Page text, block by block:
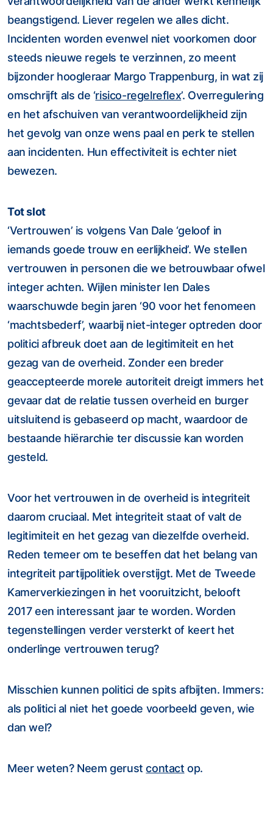
beangstigend. Liever regelen we alles dicht.
Incidenten worden evenwel niet voorkomen door
steeds nieuwe regels te verzinnen, zo meent
bijzonder hoogleraar Margo Trappenburg, in wat zij
omschrijft als de ‘risico-regelreflex’. Overregulering
en het afschuiven van verantwoordelijkheid zijn
het gevolg van onze wens paal en perk te stellen
aan incidenten. Hun effectiviteit is echter niet
bewezen.
Tot slot
‘Vertrouwen’ is volgens Van Dale ‘geloof in
iemands goede trouw en eerlijkheid’. We stellen
vertrouwen in personen die we betrouwbaar ofwel
integer achten. Wijlen minister Ien Dales
waarschuwde begin jaren ‘90 voor het fenomeen
‘machtsbederf’, waarbij niet-integer optreden door
politici afbreuk doet aan de legitimiteit en het
gezag van de overheid. Zonder een breder
geaccepteerde morele autoriteit dreigt immers het
gevaar dat de relatie tussen overheid en burger
uitsluitend is gebaseerd op macht, waardoor de
bestaande hiërarchie ter discussie kan worden
gesteld.
Voor het vertrouwen in de overheid is integriteit
daarom cruciaal. Met integriteit staat of valt de
legitimiteit en het gezag van diezelfde overheid.
Reden temeer om te beseffen dat het belang van
integriteit partijpolitiek overstijgt. Met de Tweede
Kamerverkiezingen in het vooruitzicht, belooft
2017 een interessant jaar te worden. Worden
tegenstellingen verder versterkt of keert het
onderlinge vertrouwen terug?
Misschien kunnen politici de spits afbijten. Immers:
als politici al niet het goede voorbeeld geven, wie
dan wel?
Meer weten? Neem gerustcontact op.